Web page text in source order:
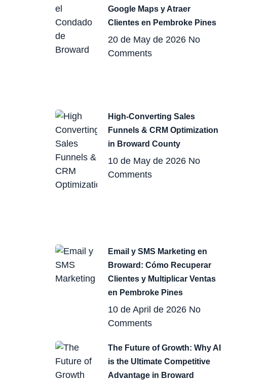
Google Maps y Atraer
Clientes en Pembroke Pines
20 de May de 2026 No
Comments
High-Converting Sales
Funnels & CRM Optimization
in Broward County
10 de May de 2026 No
Comments
Email y SMS Marketing en
Broward: Cómo Recuperar
Clientes y Multiplicar Ventas
en Pembroke Pines
10 de April de 2026 No
Comments
The Future of Growth: Why AI
is the Ultimate Competitive
Advantage in Broward